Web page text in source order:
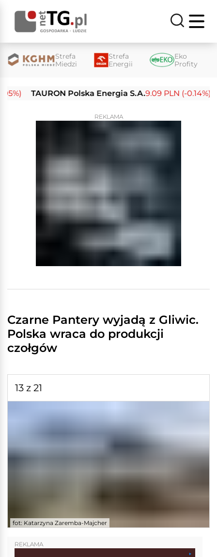
Strefa
Miedzi
Strefa
Energii
Eko
Profity
TAURON Polska Energia S.A.9.09 PLN (-0.14%)
REKLAMA
Czarne Pantery wyjadą z Gliwic.
Polska wraca do produkcji
czołgów
13 z 21
fot: Katarzyna Zaremba-Majcher
REKLAMA